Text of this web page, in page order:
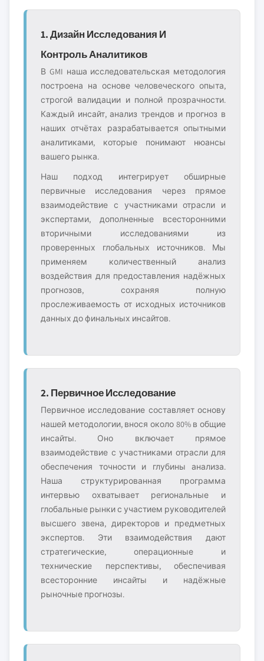
1. Дизайн Исследования И
Контроль Аналитиков
В GMI наша исследовательская методология
построена на основе человеческого опыта,
строгой валидации и полной прозрачности.
Каждый инсайт, анализ трендов и прогноз в
наших отчётах разрабатывается опытными
аналитиками, которые понимают нюансы
вашего рынка.
Наш подход интегрирует обширные
первичные исследования через прямое
взаимодействие с участниками отрасли и
экспертами, дополненные всесторонними
вторичными исследованиями из
проверенных глобальных источников. Мы
применяем количественный анализ
воздействия для предоставления надёжных
прогнозов, сохраняя полную
прослеживаемость от исходных источников
данных до финальных инсайтов.
2. Первичное Исследование
Первичное исследование составляет основу
нашей методологии, внося около 80% в общие
инсайты. Оно включает прямое
взаимодействие с участниками отрасли для
обеспечения точности и глубины анализа.
Наша структурированная программа
интервью охватывает региональные и
глобальные рынки с участием руководителей
высшего звена, директоров и предметных
экспертов. Эти взаимодействия дают
стратегические, операционные и
технические перспективы, обеспечивая
всесторонние инсайты и надёжные
рыночные прогнозы.